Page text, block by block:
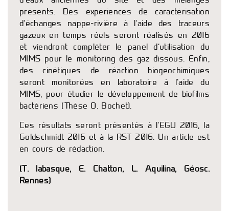
présents. Des expériences de caractérisation
d’échanges nappe-rivière à l’aide des traceurs
gazeux en temps réels seront réalisés en 2016
et viendront compléter le panel d’utilisation du
MIMS pour le monitoring des gaz dissous. Enfin,
des cinétiques de réaction biogeochimiques
seront monitorées en laboratoire à l’aide du
MIMS, pour étudier le développement de biofilms
bactériens (Thèse O. Bochet).
Ces résultats seront présentés à l’EGU 2016, la
Goldschmidt 2016 et à la RST 2016. Un article est
en cours de rédaction.
(T. labasque, E. Chatton, L. Aquilina, Géosc.
Rennes)